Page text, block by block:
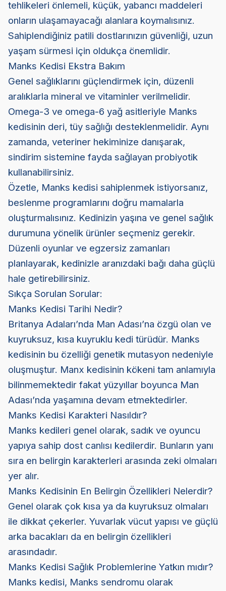
tehlikeleri önlemeli, küçük, yabancı maddeleri
onların ulaşamayacağı alanlara koymalısınız.
Sahiplendiğiniz patili dostlarınızın güvenliği, uzun
yaşam sürmesi için oldukça önemlidir.
Manks Kedisi Ekstra Bakım
Genel sağlıklarını güçlendirmek için, düzenli
aralıklarla mineral ve vitaminler verilmelidir.
Omega-3 ve omega-6 yağ asitleriyle Manks
kedisinin deri, tüy sağlığı desteklenmelidir. Aynı
zamanda, veteriner hekiminize danışarak,
sindirim sistemine fayda sağlayan probiyotik
kullanabilirsiniz.
Özetle, Manks kedisi sahiplenmek istiyorsanız,
beslenme programlarını doğru mamalarla
oluşturmalısınız. Kedinizin yaşına ve genel sağlık
durumuna yönelik ürünler seçmeniz gerekir.
Düzenli oyunlar ve egzersiz zamanları
planlayarak, kedinizle aranızdaki bağı daha güçlü
hale getirebilirsiniz.
Sıkça Sorulan Sorular:
Manks Kedisi Tarihi Nedir?
Britanya Adaları’nda Man Adası’na özgü olan ve
kuyruksuz, kısa kuyruklu kedi türüdür. Manks
kedisinin bu özelliği genetik mutasyon nedeniyle
oluşmuştur. Manx kedisinin kökeni tam anlamıyla
bilinmemektedir fakat yüzyıllar boyunca Man
Adası’nda yaşamına devam etmektedirler.
Manks Kedisi Karakteri Nasıldır?
Manks kedileri genel olarak, sadık ve oyuncu
yapıya sahip dost canlısı kedilerdir. Bunların yanı
sıra en belirgin karakterleri arasında zeki olmaları
yer alır.
Manks Kedisinin En Belirgin Özellikleri Nelerdir?
Genel olarak çok kısa ya da kuyruksuz olmaları
ile dikkat çekerler. Yuvarlak vücut yapısı ve güçlü
arka bacakları da en belirgin özellikleri
arasındadır.
Manks Kedisi Sağlık Problemlerine Yatkın mıdır?
Manks kedisi, Manks sendromu olarak